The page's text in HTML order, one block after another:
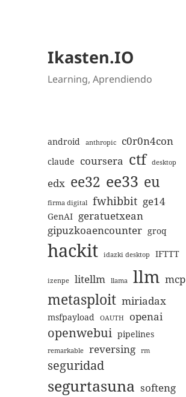
Ikasten.IO
Learning, Aprendiendo
android anthropic c0r0n4con
claude coursera ctf desktop
edx ee32 ee33 eu
firma digital fwhibbit ge14
GenAI geratuetxean
gipuzkoaencounter groq
hackit idazki desktop IFTTT
izenpe litellm llama llm mcp
metasploit miriadax
msfpayload OAUTH openai
openwebui pipelines
remarkable reversing rm
seguridad
segurtasuna softeng